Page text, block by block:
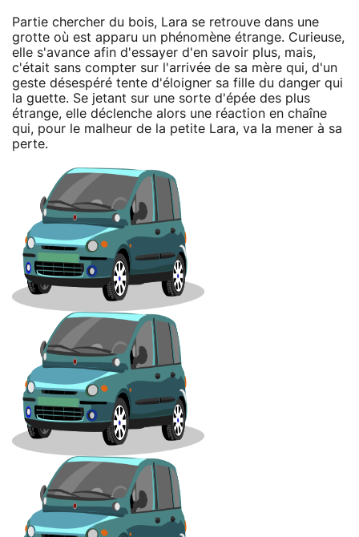
Partie chercher du bois, Lara se retrouve dans une
grotte où est apparu un phénomène étrange. Curieuse,
elle s'avance afin d'essayer d'en savoir plus, mais,
c'était sans compter sur l'arrivée de sa mère qui, d'un
geste désespéré tente d'éloigner sa fille du danger qui
la guette. Se jetant sur une sorte d'épée des plus
étrange, elle déclenche alors une réaction en chaîne
qui, pour le malheur de la petite Lara, va la mener à sa
perte.